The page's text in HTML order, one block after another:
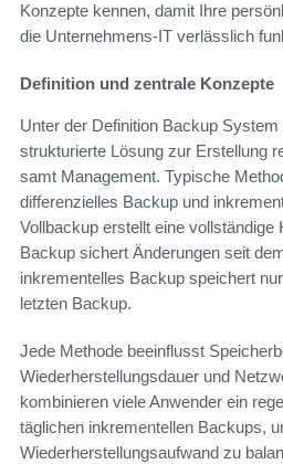
Konzepte kennen, damit Ihre
die Unternehmens-IT verlässlich
Definition und zentrale Konzepte
Unter der Definition Backup
strukturierte Lösung zur Erstellung
samt Management. Typische
differenzielles Backup und
Vollbackup erstellt eine vollständige
Backup sichert Änderungen seit
inkrementelles Backup speichert
letzten Backup.
Jede Methode beeinflusst
Wiederherstellungsdauer und
kombinieren viele Anwender ein
täglichen inkrementellen Backups,
Wiederherstellungsaufwand zu